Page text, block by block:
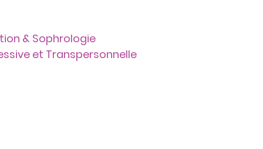
& Sophrologie
et Transpersonnelle